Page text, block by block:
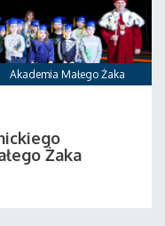
Akademia Małego Żaka
Żaka